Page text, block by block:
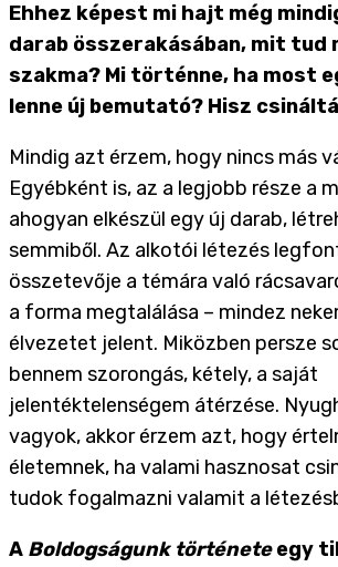
Ehhez képest mi hajt még
darab összerakásában, mit tud
szakma? Mi történne, ha most
lenne új bemutató? Hisz
Mindig azt érzem, hogy nincs más
Egyébként is, az a legjobb része a
ahogyan elkészül egy új darab,
semmiből. Az alkotói létezés
összetevője a témára való
a forma megtalálása – mindez
élvezetet jelent. Miközben persze
bennem szorongás, kétely, a saját
jelentéktelenségem átérzése.
vagyok, akkor érzem azt, hogy
életemnek, ha valami hasznosat
tudok fogalmazni valamit a
A Boldogságunk történeteegy